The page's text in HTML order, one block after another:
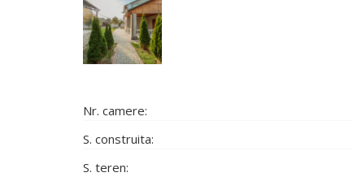
Nr. camere:
S. construita:
S. teren: